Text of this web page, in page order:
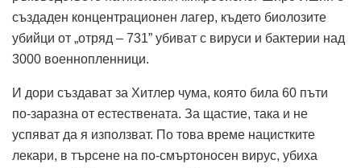
създаден концентрационен лагер, където биолозите
убийци от „отряд – 731” убиват с вируси и бактерии над
3000 военнопленници.
И дори създават за Хитлер чума, която била 60 пъти
по-заразна от естествената. За щастие, така и не
успяват да я използват. По това време нацистките
лекари, в търсене на по-смъртоносен вирус, убиха